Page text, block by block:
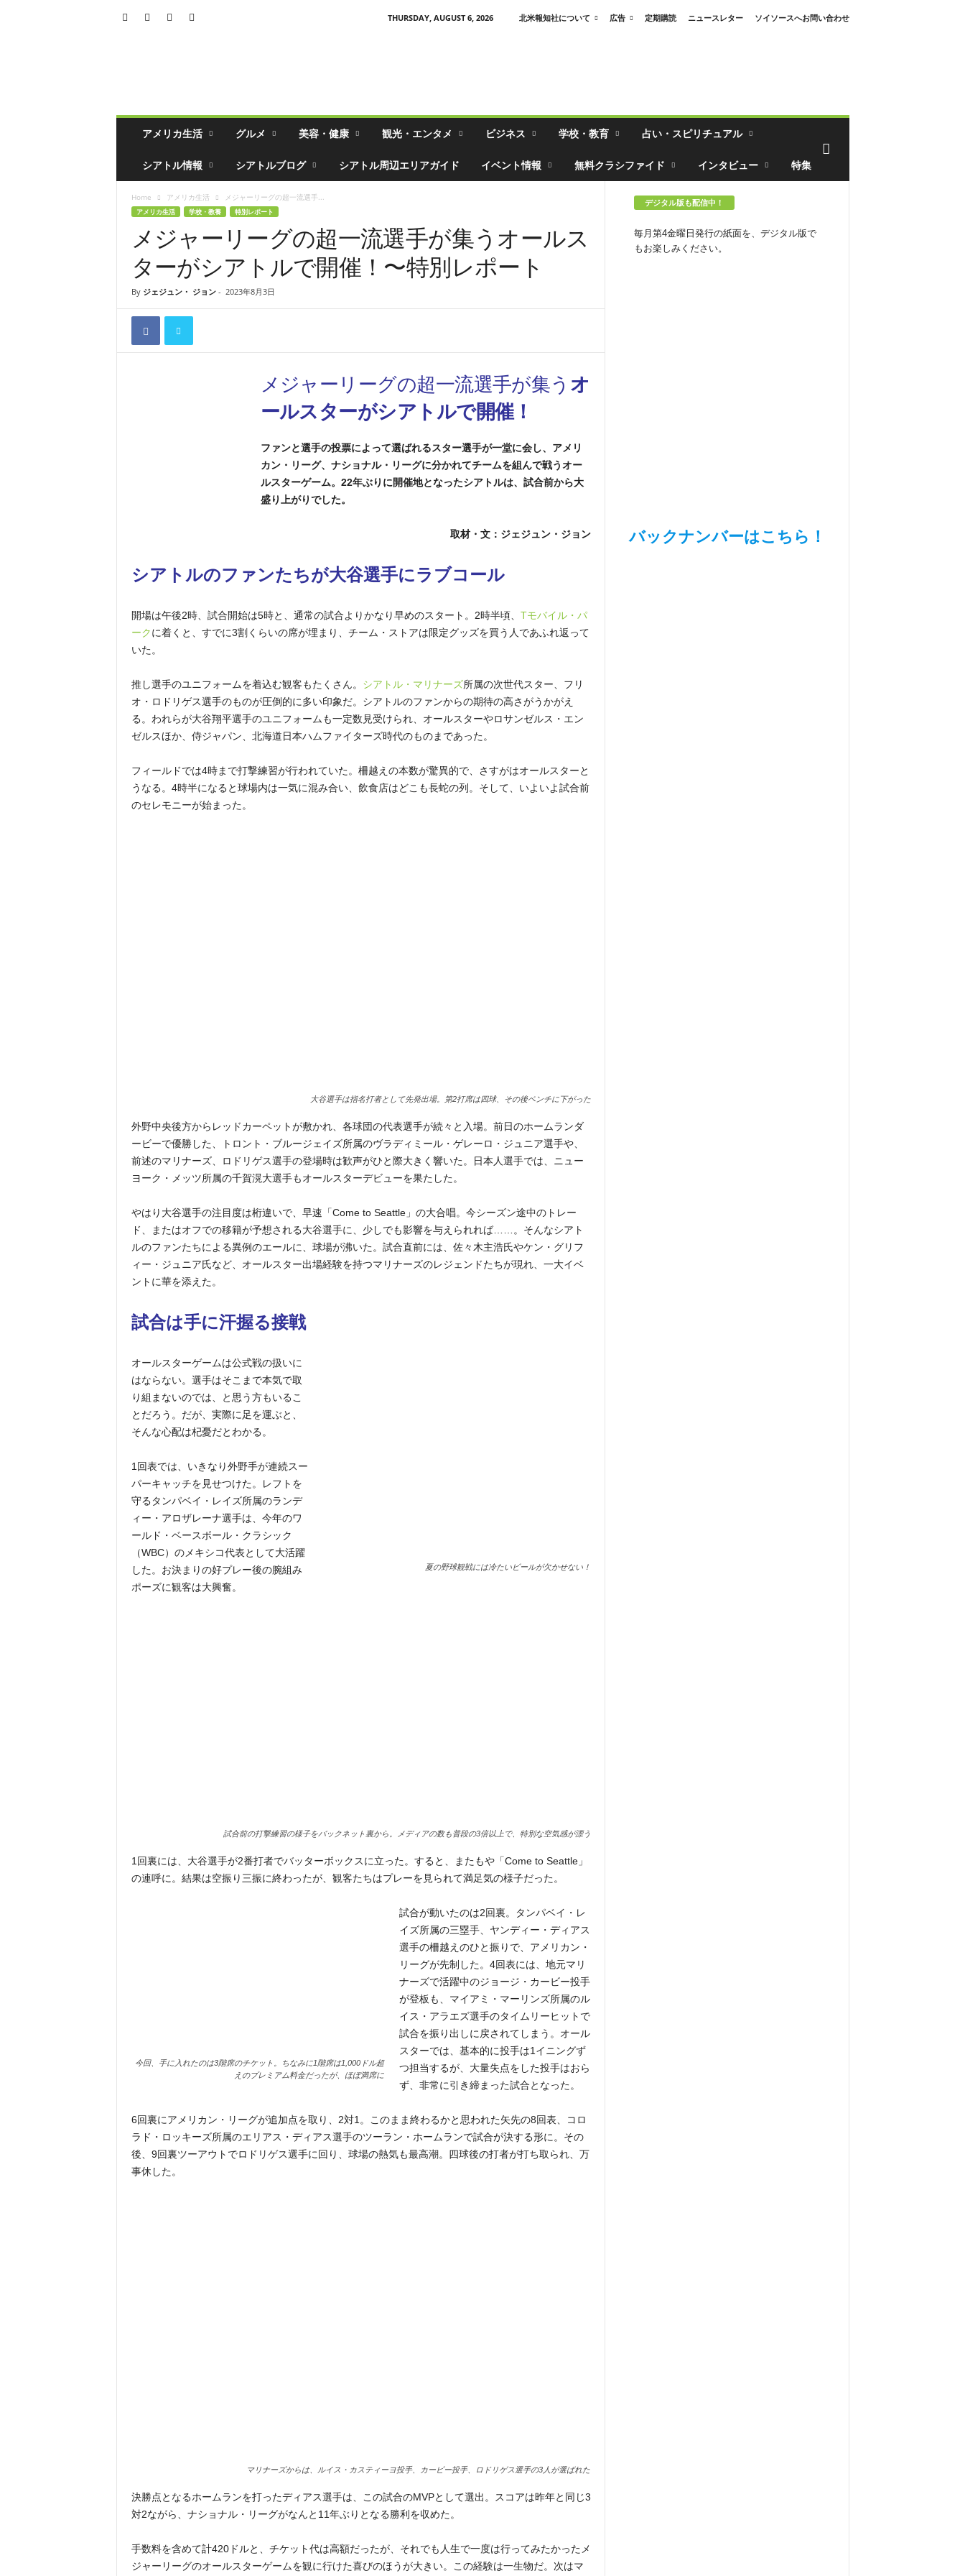
THURSDAY, AUGUST 6, 2026 北米報知社について 広告 定期購読 ニュースレター
ソイソースへお問い合わせ
アメリカ生活 グルメ 美容・健康 観光・エンタメ ビジネス 学校・教育 占い・スピリチュアル
シアトル情報 シアトルブログ シアトル周辺エリアガイド イベント情報 無料クラシファイド インタビュー 特集
Home アメリカ生活 メジャーリーグの超一流選手...
アメリカ生活 学校・教養 特別レポート
メジャーリーグの超一流選手が集うオールス
ターがシアトルで開催！〜特別レポート
By ジェジュン・ ジョン- 2023年8月3日
メジャーリーグの超一流選手が集う オ
ールスターがシアトルで開催！
ファンと選手の投票によって選ばれるスター選手が一堂に会し、アメリ
カン・リーグ、ナショナル・リーグに分かれてチームを組んで戦うオー
ルスターゲーム。22年ぶりに開催地となったシアトルは、試合前から大
盛り上がりでした。
取材・文：ジェジュン・ジョン
シアトルのファンたちが大谷選手にラブコール
開場は午後2時、試合開始は5時と、通常の試合よりかなり早めのスタート。2時半頃、 Tモバイル・パ
ークに着くと、すでに3割くらいの席が埋まり、チーム・ストアは限定グッズを買う人であふれ返って
いた。
推し選手のユニフォームを着込む観客もたくさん。 シアトル・マリナーズ所属の次世代スター、フリ
オ・ロドリゲス選手のものが圧倒的に多い印象だ。シアトルのファンからの期待の高さがうかがえ
る。われらが大谷翔平選手のユニフォームも一定数見受けられ、オールスターやロサンゼルス・エン
ゼルスほか、侍ジャパン、北海道日本ハムファイターズ時代のものまであった。
フィールドでは4時まで打撃練習が行われていた。柵越えの本数が驚異的で、さすがはオールスターと
うなる。4時半になると球場内は一気に混み合い、飲食店はどこも長蛇の列。そして、いよいよ試合前
のセレモニーが始まった。
大谷選手は指名打者として先発出場。第2打席は四球、その後ベンチに下がった
外野中央後方からレッドカーペットが敷かれ、各球団の代表選手が続々と入場。前日のホームランダ
ービーで優勝した、トロント・ブルージェイズ所属のヴラディミール・ゲレーロ・ジュニア選手や、
前述のマリナーズ、ロドリゲス選手の登場時は歓声がひと際大きく響いた。日本人選手では、ニュー
ヨーク・メッツ所属の千賀滉大選手もオールスターデビューを果たした。
やはり大谷選手の注目度は桁違いで、早速「Come to Seattle」の大合唱。今シーズン途中のトレー
ド、またはオフでの移籍が予想される大谷選手に、少しでも影響を与えられれば……。そんなシアト
ルのファンたちによる異例のエールに、球場が沸いた。試合直前には、佐々木主浩氏やケン・グリフ
ィー・ジュニア氏など、オールスター出場経験を持つマリナーズのレジェンドたちが現れ、一大イベ
ントに華を添えた。
試合は手に汗握る接戦
夏の野球観戦には冷たいビールが欠かせない！
オールスターゲームは公式戦の扱いに
はならない。選手はそこまで本気で取
り組まないのでは、と思う方もいるこ
とだろう。だが、実際に足を運ぶと、
そんな心配は杞憂だとわかる。
1回表では、いきなり外野手が連続スー
パーキャッチを見せつけた。レフトを
守るタンパベイ・レイズ所属のランデ
ィー・アロザレーナ選手は、今年のワ
ールド・ベースボール・クラシック
（WBC）のメキシコ代表として大活躍
した。お決まりの好プレー後の腕組み
ポーズに観客は大興奮。
試合前の打撃練習の様子をバックネット裏から。メディアの数も普段の3倍以上で、特別な空気感が漂う
1回裏には、大谷選手が2番打者でバッターボックスに立った。すると、またもや「Come to Seattle」
の連呼に。結果は空振り三振に終わったが、観客たちはプレーを見られて満足気の様子だった。
今回、手に入れたのは3階席のチケット。ちなみに1階席は1,000ドル超
えのプレミアム料金だったが、ほぼ満席に
試合が動いたのは2回裏。タンパベイ・レ
イズ所属の三塁手、ヤンディー・ディアス
選手の柵越えのひと振りで、アメリカン・
リーグが先制した。4回表には、地元マリ
ナーズで活躍中のジョージ・カービー投手
が登板も、マイアミ・マーリンズ所属のル
イス・アラエズ選手のタイムリーヒットで
試合を振り出しに戻されてしまう。オール
スターでは、基本的に投手は1イニングず
つ担当するが、大量失点をした投手はおら
ず、非常に引き締まった試合となった。
6回裏にアメリカン・リーグが追加点を取り、2対1。このまま終わるかと思われた矢先の8回表、コロ
ラド・ロッキーズ所属のエリアス・ディアス選手のツーラン・ホームランで試合が決する形に。その
後、9回裏ツーアウトでロドリゲス選手に回り、球場の熱気も最高潮。四球後の打者が打ち取られ、万
事休した。
マリナーズからは、ルイス・カスティーヨ投手、カービー投手、ロドリゲス選手の3人が選ばれた
決勝点となるホームランを打ったディアス選手は、この試合のMVPとして選出。スコアは昨年と同じ3
対2ながら、ナショナル・リーグがなんと11年ぶりとなる勝利を収めた。
手数料を含めて計420ドルと、チケット代は高額だったが、それでも人生で一度は行ってみたかったメ
ジャーリーグのオールスターゲームを観に行けた喜びのほうが大きい。この経験は一生物だ。次はマ
デジタル版も配信中！
毎月第4金曜日発行の紙面を、デジタル版で
もお楽しみください。
バックナンバーはこちら！